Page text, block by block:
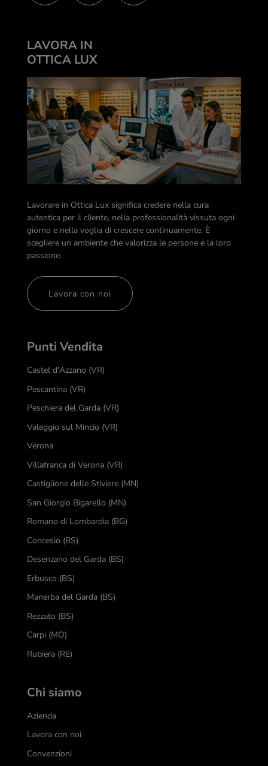
Punti Vendita
Castel d'Azzano (VR)
Pescantina (VR)
Peschiera del Garda (VR)
Valeggio sul Mincio (VR)
Verona
Villafranca di Verona (VR)
Castiglione delle Stiviere (MN)
San Giorgio Bigarello (MN)
Romano di Lombardia (BG)
Concesio (BS)
Desenzano del Garda (BS)
Erbusco (BS)
Manerba del Garda (BS)
Rezzato (BS)
Carpi (MO)
Rubiera (RE)
Chi siamo
Azienda
Lavora con noi
Convenzioni
LAVORA IN
OTTICA LUX
Lavorare in Ottica Lux significa credere nella cura
autentica per il cliente, nella professionalità vissuta ogni
giorno e nella voglia di crescere continuamente. È
scegliere un ambiente che valorizza le persone e la loro
passione.
Lavora con noi